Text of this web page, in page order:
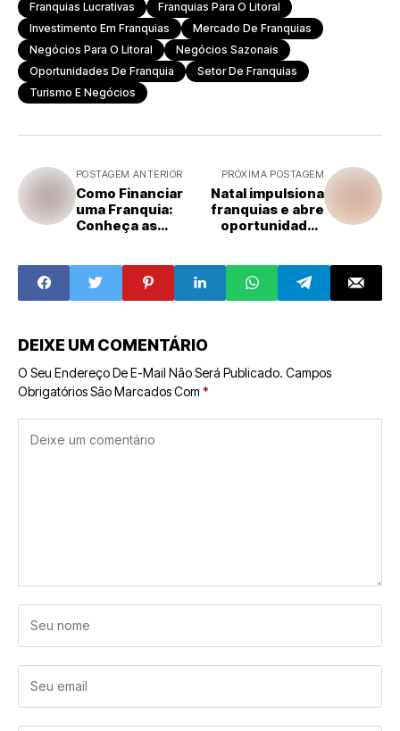
Franquias Lucrativas
Franquias Para O Litoral
Investimento Em Franquias
Mercado De Franquias
Negócios Para O Litoral
Negócios Sazonais
Oportunidades De Franquia
Setor De Franquias
Turismo E Negócios
POSTAGEM ANTERIOR
Como Financiar
uma Franquia:
Conheça as
Tirar o Negócio
do Papel
PRÓXIMA POSTAGEM
Natal impulsiona
franquias e abre
oportunidades
varejo
DEIXE UM COMENTÁRIO
O Seu Endereço De E-Mail Não Será Publicado. Campos
Obrigatórios São Marcados Com *